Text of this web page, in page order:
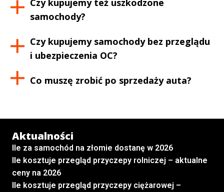
Czy kupujemy też uszkodzone
samochody?
Czy kupujemy samochody bez przeglądu
i ubezpieczenia OC?
Co muszę zrobić po sprzedaży auta?
Aktualności
Ile za samochód na złomie dostanę w 2026
Ile kosztuje przegląd przyczepy rolniczej – aktualne
ceny na 2026
Ile kosztuje przegląd przyczepy ciężarowej –